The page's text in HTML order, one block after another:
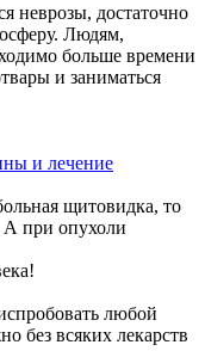
неврозы, достаточно
Людям,
больше времени
и заниматься
щитовидка, то
А при опухоли
любой
без всяких лекарств